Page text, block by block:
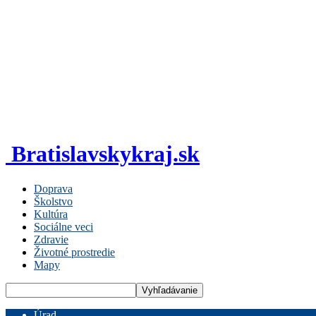
Bratislavskykraj.sk
Doprava
Školstvo
Kultúra
Sociálne veci
Zdravie
Životné prostredie
Mapy